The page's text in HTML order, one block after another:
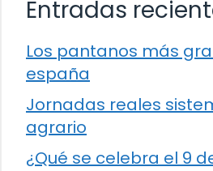
Entradas
Los pantanos más
españa
Jornadas reales
agrario
¿Qué se celebra el 9